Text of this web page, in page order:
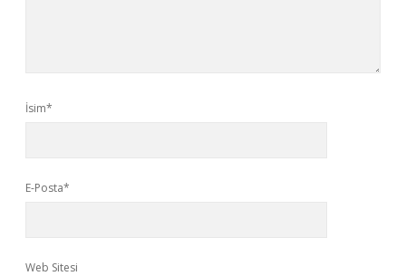
İsim*
E-Posta*
Web Sitesi